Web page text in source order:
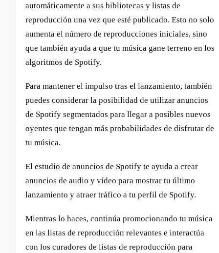
automáticamente a sus bibliotecas y listas de
reproducción una vez que esté publicado. Esto no solo
aumenta el número de reproducciones iniciales, sino
que también ayuda a que tu música gane terreno en los
algoritmos de Spotify.
Para mantener el impulso tras el lanzamiento, también
puedes considerar la posibilidad de utilizar anuncios
de Spotify segmentados para llegar a posibles nuevos
oyentes que tengan más probabilidades de disfrutar de
tu música.
El estudio de anuncios de Spotify te ayuda a crear
anuncios de audio y vídeo para mostrar tu último
lanzamiento y atraer tráfico a tu perfil de Spotify.
Mientras lo haces, continúa promocionando tu música
en las listas de reproducción relevantes e interactúa
con los curadores de listas de reproducción para